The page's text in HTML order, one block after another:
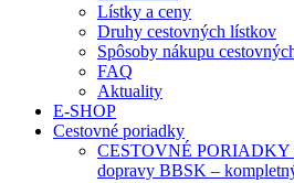
Lístky a ceny
Druhy cestovných lístkov
Spôsoby nákupu
FAQ
Aktuality
E-SHOP
Cestovné poriadky
CESTOVNÉ PORIADKY
dopravy BBSK –